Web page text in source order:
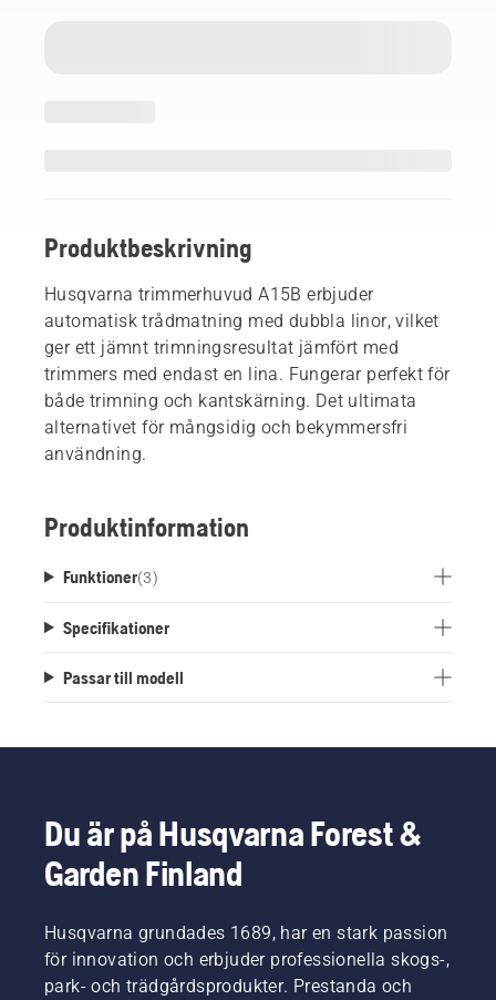
Produktbeskrivning
Husqvarna trimmerhuvud A15B erbjuder
automatisk trådmatning med dubbla linor, vilket
ger ett jämnt trimningsresultat jämfört med
trimmers med endast en lina. Fungerar perfekt för
både trimning och kantskärning. Det ultimata
alternativet för mångsidig och bekymmersfri
användning.
Produktinformation
Funktioner(3)
Specifikationer
Passar till modell
Du är på Husqvarna Forest &
Garden Finland
Husqvarna grundades 1689, har en stark passion
för innovation och erbjuder professionella skogs-,
park- och trädgårdsprodukter. Prestanda och